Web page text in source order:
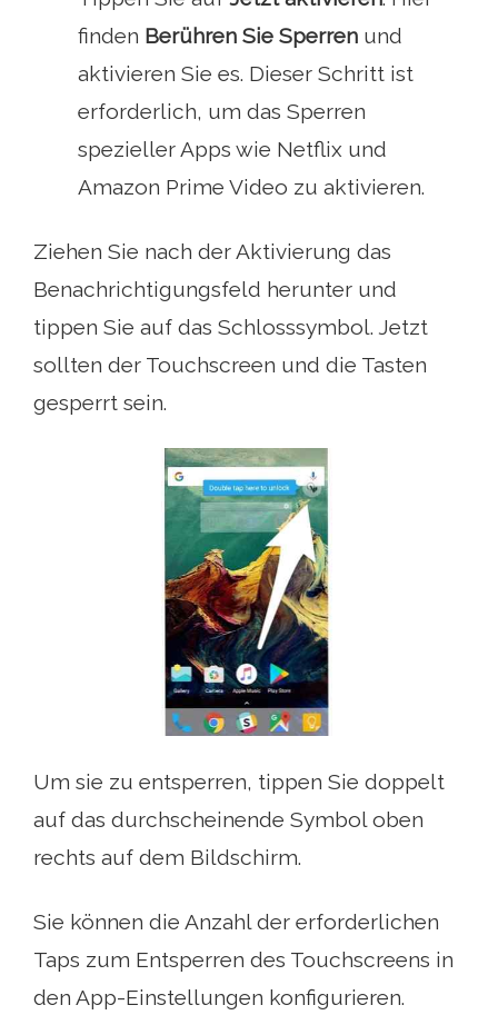
finden Berühren Sie Sperren und
aktivieren Sie es. Dieser Schritt ist
erforderlich, um das Sperren
spezieller Apps wie Netflix und
Amazon Prime Video zu aktivieren.
Ziehen Sie nach der Aktivierung das
Benachrichtigungsfeld herunter und
tippen Sie auf das Schlosssymbol. Jetzt
sollten der Touchscreen und die Tasten
gesperrt sein.
Um sie zu entsperren, tippen Sie doppelt
auf das durchscheinende Symbol oben
rechts auf dem Bildschirm.
Sie können die Anzahl der erforderlichen
Taps zum Entsperren des Touchscreens in
den App-Einstellungen konfigurieren.